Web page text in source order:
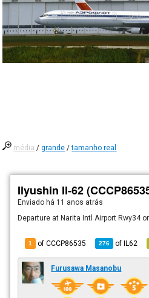
média /grande /tamanho real
Ilyushin Il-62
Enviado há 11 anos atrás
Departure at Narita Intl Airport Rwy34
1 of CCCP86535 276 ofIL62
Furusawa Masanobu